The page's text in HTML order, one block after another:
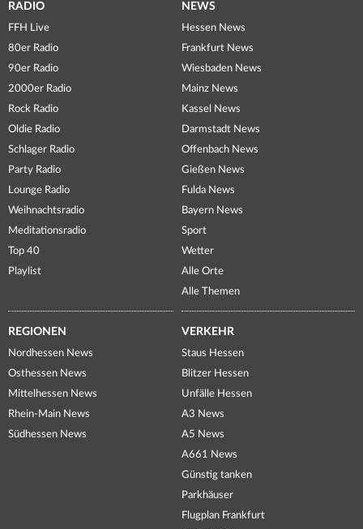
RADIO
FFH Live
80er Radio
90er Radio
2000er Radio
Rock Radio
Oldie Radio
Schlager Radio
Party Radio
Lounge Radio
Weihnachtsradio
Meditationsradio
Top 40
Playlist
NEWS
Hessen News
Frankfurt News
Wiesbaden News
Mainz News
Kassel News
Darmstadt News
Offenbach News
Gießen News
Fulda News
Bayern News
Sport
Wetter
Alle Orte
Alle Themen
REGIONEN
Nordhessen News
Osthessen News
Mittelhessen News
Rhein-Main News
Südhessen News
VERKEHR
Staus Hessen
Blitzer Hessen
Unfälle Hessen
A3 News
A5 News
A661 News
Günstig tanken
Parkhäuser
Flugplan Frankfurt